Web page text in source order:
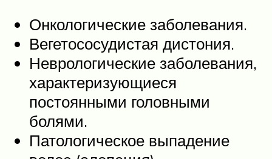
Онкологические заболевания.
Вегетососудистая дистония.
Неврологические заболевания,
характеризующиеся
постоянными головными
болями.
Патологическое выпадение